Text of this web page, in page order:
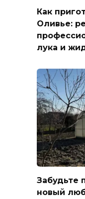
Как
Оливье:
лука и
Забудьте
новый